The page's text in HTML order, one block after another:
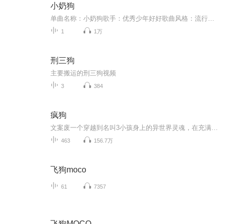
小奶狗
1 1万
刑三狗
主要搬运的刑三狗视频
3 384
疯狗
463 156.7万
飞狗moco
61 7357